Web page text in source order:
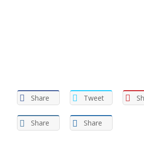
Share Tweet
Share Share